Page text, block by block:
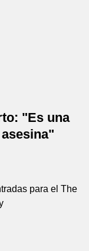
"Es una